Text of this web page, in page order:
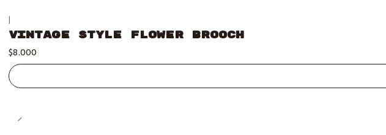
Vintage style Flower Brooch
$8.000